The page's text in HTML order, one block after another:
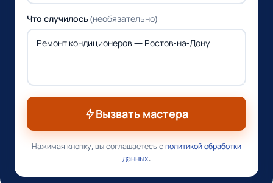
Что случилось(необязательно)
Вызвать мастера
Нажимая кнопку, вы соглашаетесь сполитикой обработки
данных.